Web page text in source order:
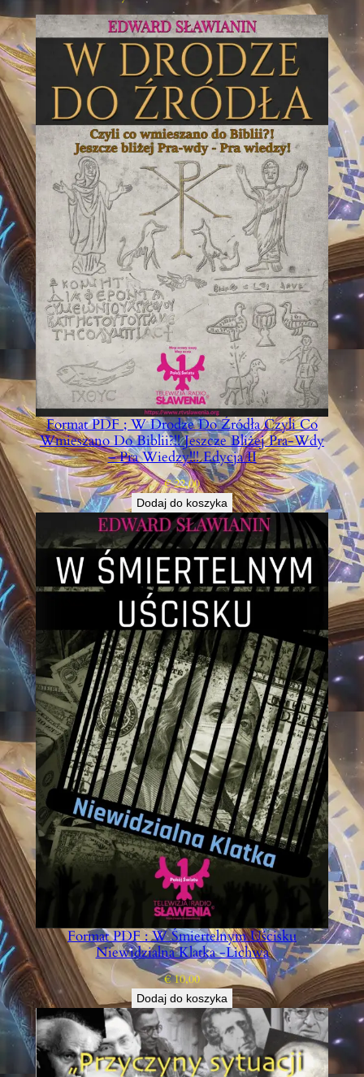
Y
S
Ł
J
A
G
I
E
Ł
Ł
O
O
A
Z
D
L
S
Z
E
L
S
Y
P
R
Z
E
J
Ę
C
I
A
P
O
L
A
N
I
I
Format PDF ; W Drodze Do Źródła Czyli Co
Wmieszano Do Biblii?!! Jeszcze Bliżej Pra-Wdy
– Pra Wiedzy!!! Edycja II
€22,00
Dodaj do koszyka
Format PDF : W Śmiertelnym Uścisku
Niewidzialna Klatka -Lichwa
€10,00
Dodaj do koszyka